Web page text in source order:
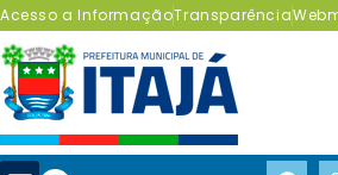
Acesso a InformaçãoTransparência